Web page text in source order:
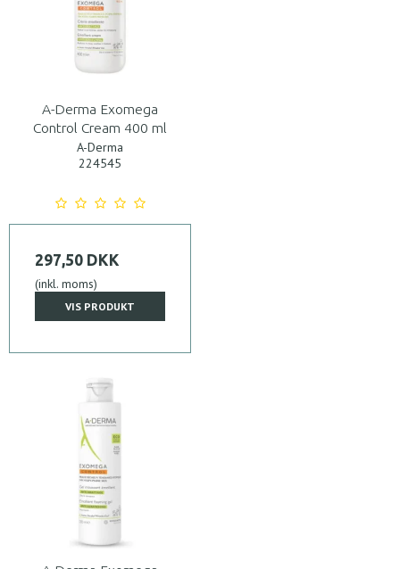
A-Derma Exomega
Control Cream 400 ml
A-Derma
224545
297,50 DKK
(inkl. moms)
VIS PRODUKT